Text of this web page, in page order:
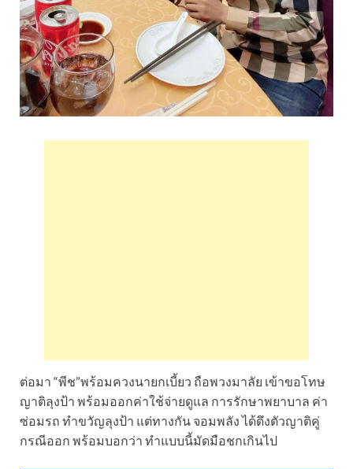
ต่อมา “พีช”พร้อมควงนายกเบี้ยว ถือพวงมาลัย เข้าขอโทษ
ญาติลุงป้า พร้อมออกค่าใช้จ่ายดูแล การรักษาพยาบาล ค่า
ซ่อมรถ ทำขวัญลุงป้า แต่ทางกัน จอมพลัง ได้ดึงตัวญาติคู่
กรณีออก พร้อมบอกว่า ทำแบบนี้มัดมือชกเกินไป